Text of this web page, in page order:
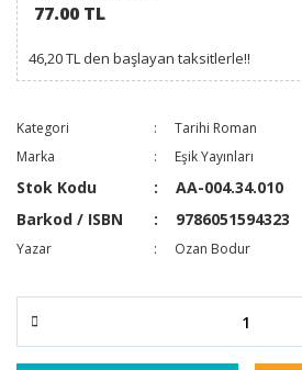
77.00 TL
46,20 TL den başlayan taksitlerle!!
Kategori
Tarihi Roman
Marka
Eşik Yayınları
Stok Kodu
AA-004.34.010
Barkod / ISBN
9786051594323
Yazar Ozan Bodur